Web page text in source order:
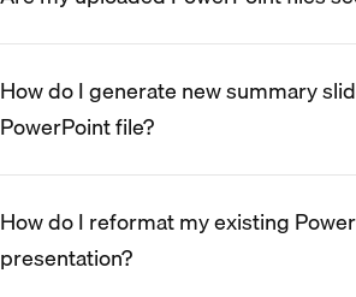
How do I generate new summary
PowerPoint file?
How do I reformat my existing
presentation?